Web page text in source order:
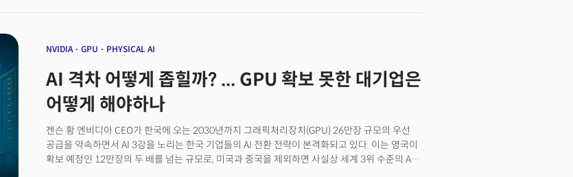
컨벤션센터(LVCC)를 벗어나 윈 호텔에 단독 전시관을 마련한다. 반면 SK그룹은 CES에
브리핑에서 "CES2026은 AI, 블록체인, 양자기술이 융합하는 새로운 시대를 열 것"이라며
"불확실성이 클수록 CES의 역할은 더욱 중요해진다"고 강조했다.
NVIDIA GPU PHYSICAL AI
AI 격차 어떻게 좁힐까? ... GPU 확보 못한 대기업은
어떻게 해야하나
젠슨 황 엔비디아 CEO가 한국에 오는 2030년까지 그래픽처리장치(GPU) 26만장 규모의 우선
공급을 약속하면서 AI 3강을 노리는 한국 기업들의 AI 전환 전략이 본격화되고 있다. 이는 영국이
확보 예정인 12만장의 두 배를 넘는 규모로, 미국과 중국을 제외하면 사실상 세계 3위 수준의 AI